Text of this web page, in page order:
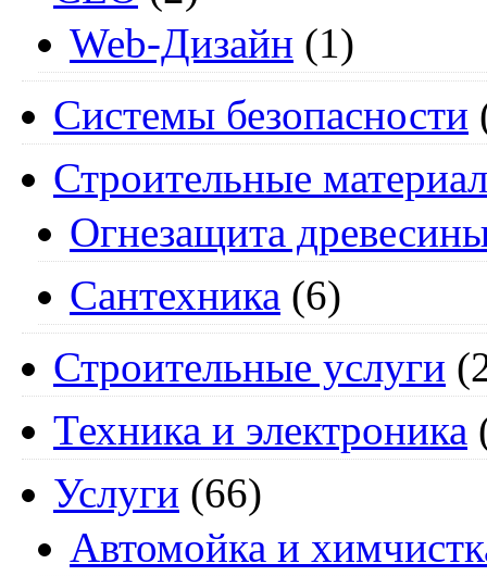
Web-Дизайн (1)
Системы безопасности
Строительные
Огнезащита
Сантехника (6)
Строительные услуги
Техника и электроника
Услуги (66)
Автомойка и